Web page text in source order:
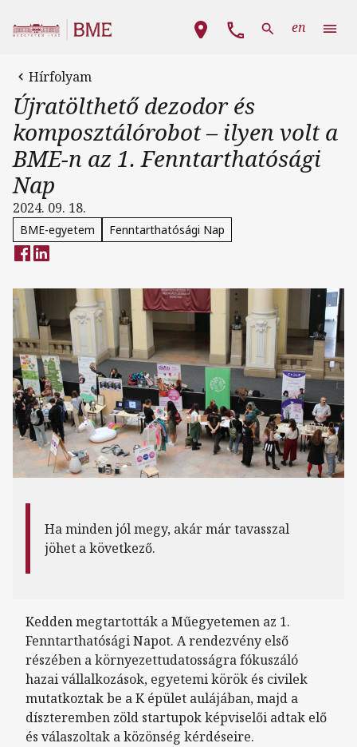
Fő navigáció
en
Hírfolyam
Újratölthető dezodor és
komposztálórobot – ilyen volt a
BME-n az 1. Fenntarthatósági
Nap
2024. 09. 18.
BME-egyetem Fenntarthatósági Nap
Ha minden jól megy, akár már tavasszal
jöhet a következő.
Kedden megtartották a Műegyetemen az 1.
Fenntarthatósági Napot. A rendezvény első
részében a környezettudatosságra fókuszáló
hazai vállalkozások, egyetemi körök és civilek
mutatkoztak be a K épület aulájában, majd a
díszteremben zöld startupok képviselői adtak elő
és válaszoltak a közönség kérdéseire.